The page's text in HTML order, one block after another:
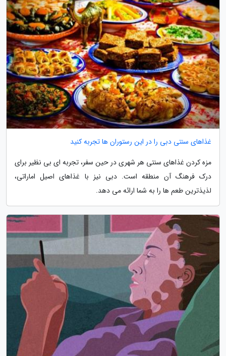
غذاهای سنتی دبی را در این رستوران ها تجربه کنید
مزه کردن غذاهای سنتی هر شهری در حین سفر، تجربه ای بی نظیر برای
درک فرهنگ آن منطقه است. دبی نیز با غذاهای اصیل اماراتی،
لذیذترین طعم ها را به شما ارائه می دهد.